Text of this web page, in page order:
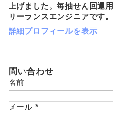
上げました。毎抽せん回運
リーランスエンジニアです。
詳細プロフィールを表示
問い合わせ
名前
メール *